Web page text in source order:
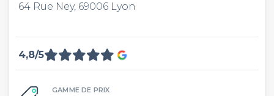
64 Rue Ney, 69006 Lyon
4,8/5
GAMME DE PRIX